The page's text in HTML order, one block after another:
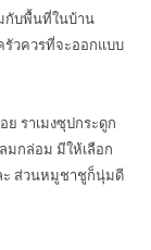
กับพื้นที่ในบ้าน
วควรที่จะออกแบบ
ราเมงซุปกระดูก
กล่อม มีให้เลือก
ะ ส่วนหมูชาชูก็นุ่มดี